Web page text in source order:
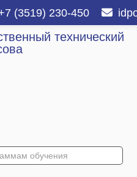
технический
(3519) 230-450